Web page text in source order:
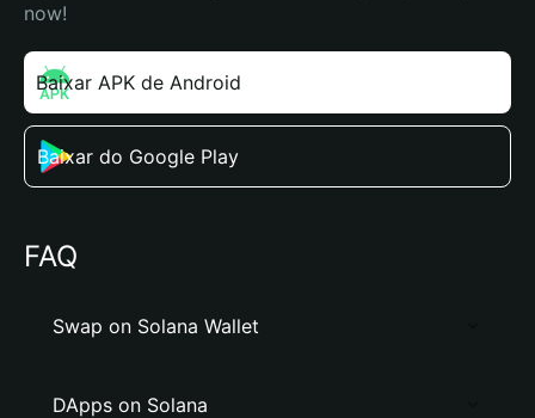
now!
Baixar APK de Android
Baixar do Google Play
FAQ
Swap on Solana Wallet
DApps on Solana